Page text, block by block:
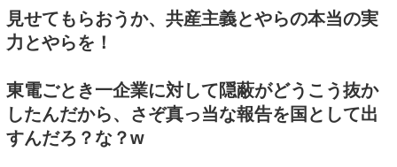
見せてもらおうか、共産主義とやらの本当の実
力とやらを！
東電ごとき一企業に対して隠蔽がどうこう抜か
したんだから、さぞ真っ当な報告を国として出
すんだろ？な？w